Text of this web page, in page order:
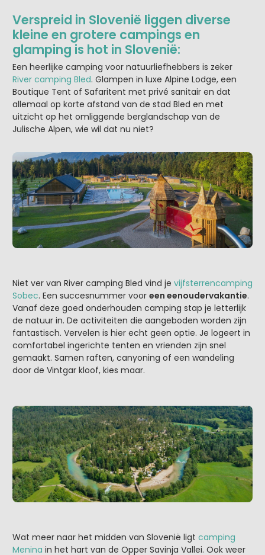
Verspreid in Slovenië liggen diverse
kleine en grotere campings en
glamping is hot in Slovenië:
Een heerlijke camping voor natuurliefhebbers is zeker
River camping Bled. Glampen in luxe Alpine Lodge, een
Boutique Tent of Safaritent met privé sanitair en dat
allemaal op korte afstand van de stad Bled en met
uitzicht op het omliggende berglandschap van de
Julische Alpen, wie wil dat nu niet?
Niet ver van River camping Bled vind je vijfsterrencamping
Sobec. Een succesnummer voor een eenoudervakantie.
Vanaf deze goed onderhouden camping stap je letterlijk
de natuur in. De activiteiten die aangeboden worden zijn
fantastisch. Vervelen is hier echt geen optie. Je logeert in
comfortabel ingerichte tenten en vrienden zijn snel
gemaakt. Samen raften, canyoning of een wandeling
door de Vintgar kloof, kies maar.
Wat meer naar het midden van Slovenië ligt camping
Menina in het hart van de Opper Savinja Vallei. Ook weer